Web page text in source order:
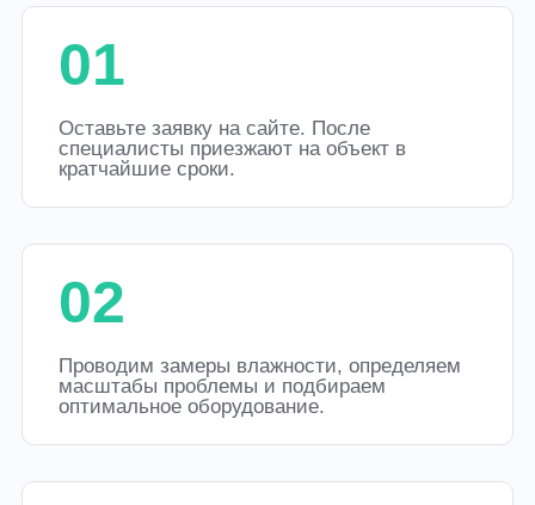
01
Оставьте заявку на сайте. После
специалисты приезжают на объект в
кратчайшие сроки.
02
Проводим замеры влажности, определяем
масштабы проблемы и подбираем
оптимальное оборудование.